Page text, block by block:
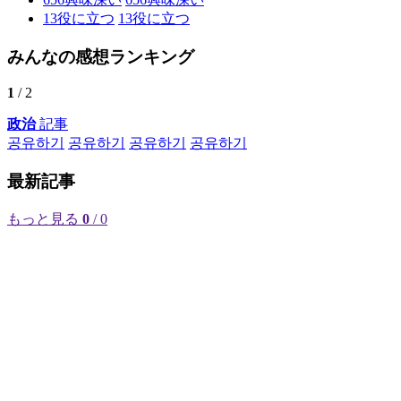
13役に立つ 13役に立つ
みんなの感想ランキング
1 / 2
政治記事
공유하기
공유하기 공유하기 공유하기
最新記事
もっと見る 0 / 0